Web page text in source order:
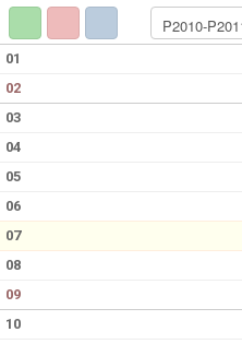
KONTAKT
USM
01
02
03
04
05
06
07
08
09
10